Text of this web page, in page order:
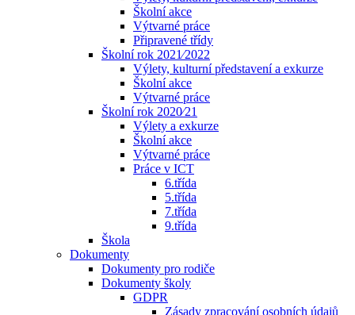
Školní akce
Výtvarné práce
Připravené třídy
Školní rok 2021⁄2022
Výlety, kulturní představení a exkurze
Školní akce
Výtvarné práce
Školní rok 2020⁄21
Výlety a exkurze
Školní akce
Výtvarné práce
Práce v ICT
6.třída
5.třída
7.třída
9.třída
Škola
Dokumenty
Dokumenty pro rodiče
Dokumenty školy
GDPR
Zásady zpracování osobních údajů